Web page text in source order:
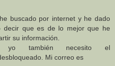
buscado por internet y he dado
decir que es de lo mejor que he
su información.
yo también necesito el
Mi correo es